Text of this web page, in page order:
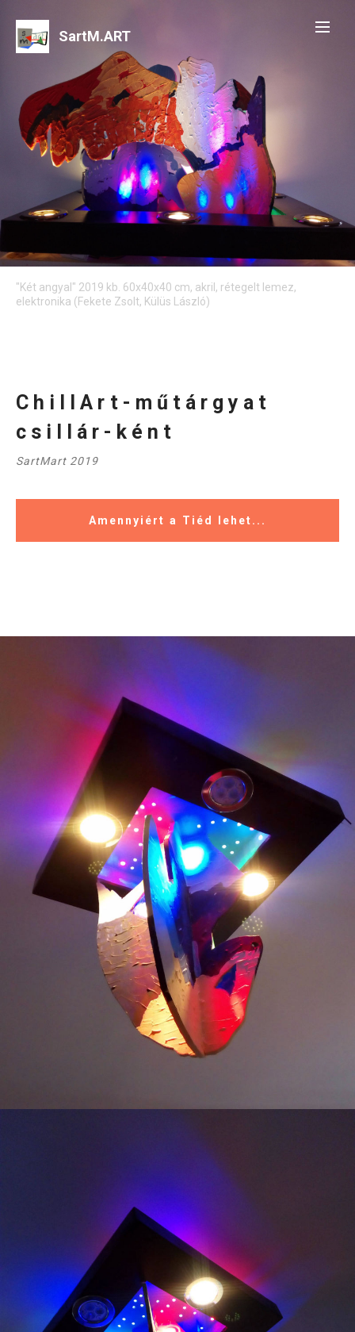
SartM.ART
"Két angyal" 2019 kb. 60x40x40 cm, akril, rétegelt lemez,
elektronika (Fekete Zsolt, Külüs László)
ChillArt-műtárgyat
csillár-ként
SartMart 2019
Amennyiért a Tiéd lehet...